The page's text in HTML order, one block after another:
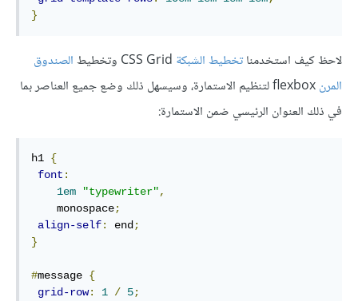
}
لاحظ كيف استخدمناتخطيط الشبكة
الصندوق
المرن
flexbox لتنظيم الاستمارة، وسيسهل ذلك وضع جميع العناصر بما
في ذلك العنوان الرئيسي ضمن الاستمارة:
h1 {
font :
1em
"typewriter",
    monospace
;
align-self: end ;
}
#message {
grid-row: 1 / 5;